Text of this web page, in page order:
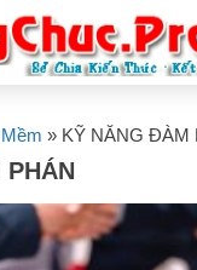
» KỸ NĂNG ĐÀM